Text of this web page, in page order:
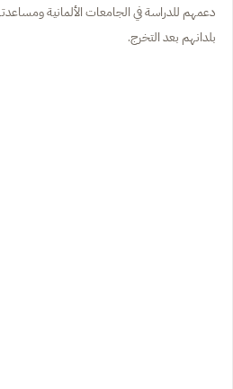
دعمهم للدراسة في الجامعات الألمانية
بلدانهم بعد التخرج.